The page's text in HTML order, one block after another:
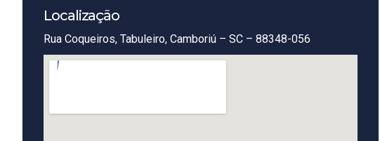
Localização
Rua Coqueiros, Tabuleiro, Camboriú – SC – 88348-056